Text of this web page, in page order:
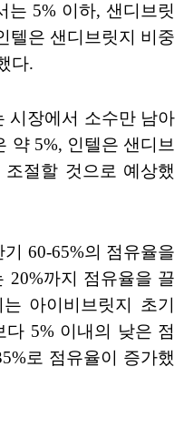
는 5% 이하, 샌디브릿
텔은 샌디브릿지 비중
다.
시장에서 소수만 남아
약 5%, 인텔은 샌디브
절할 것으로 예상했
60-65%의 점유율을
20%까지 점유율을 끌
아이비브릿지 초기
다 5% 이내의 낮은 점
로 점유율이 증가했